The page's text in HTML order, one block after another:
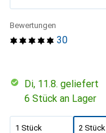
30
Bewertungen
Di, 11.8. geliefert
6 Stück an Lager
1 Stück
2 Stück